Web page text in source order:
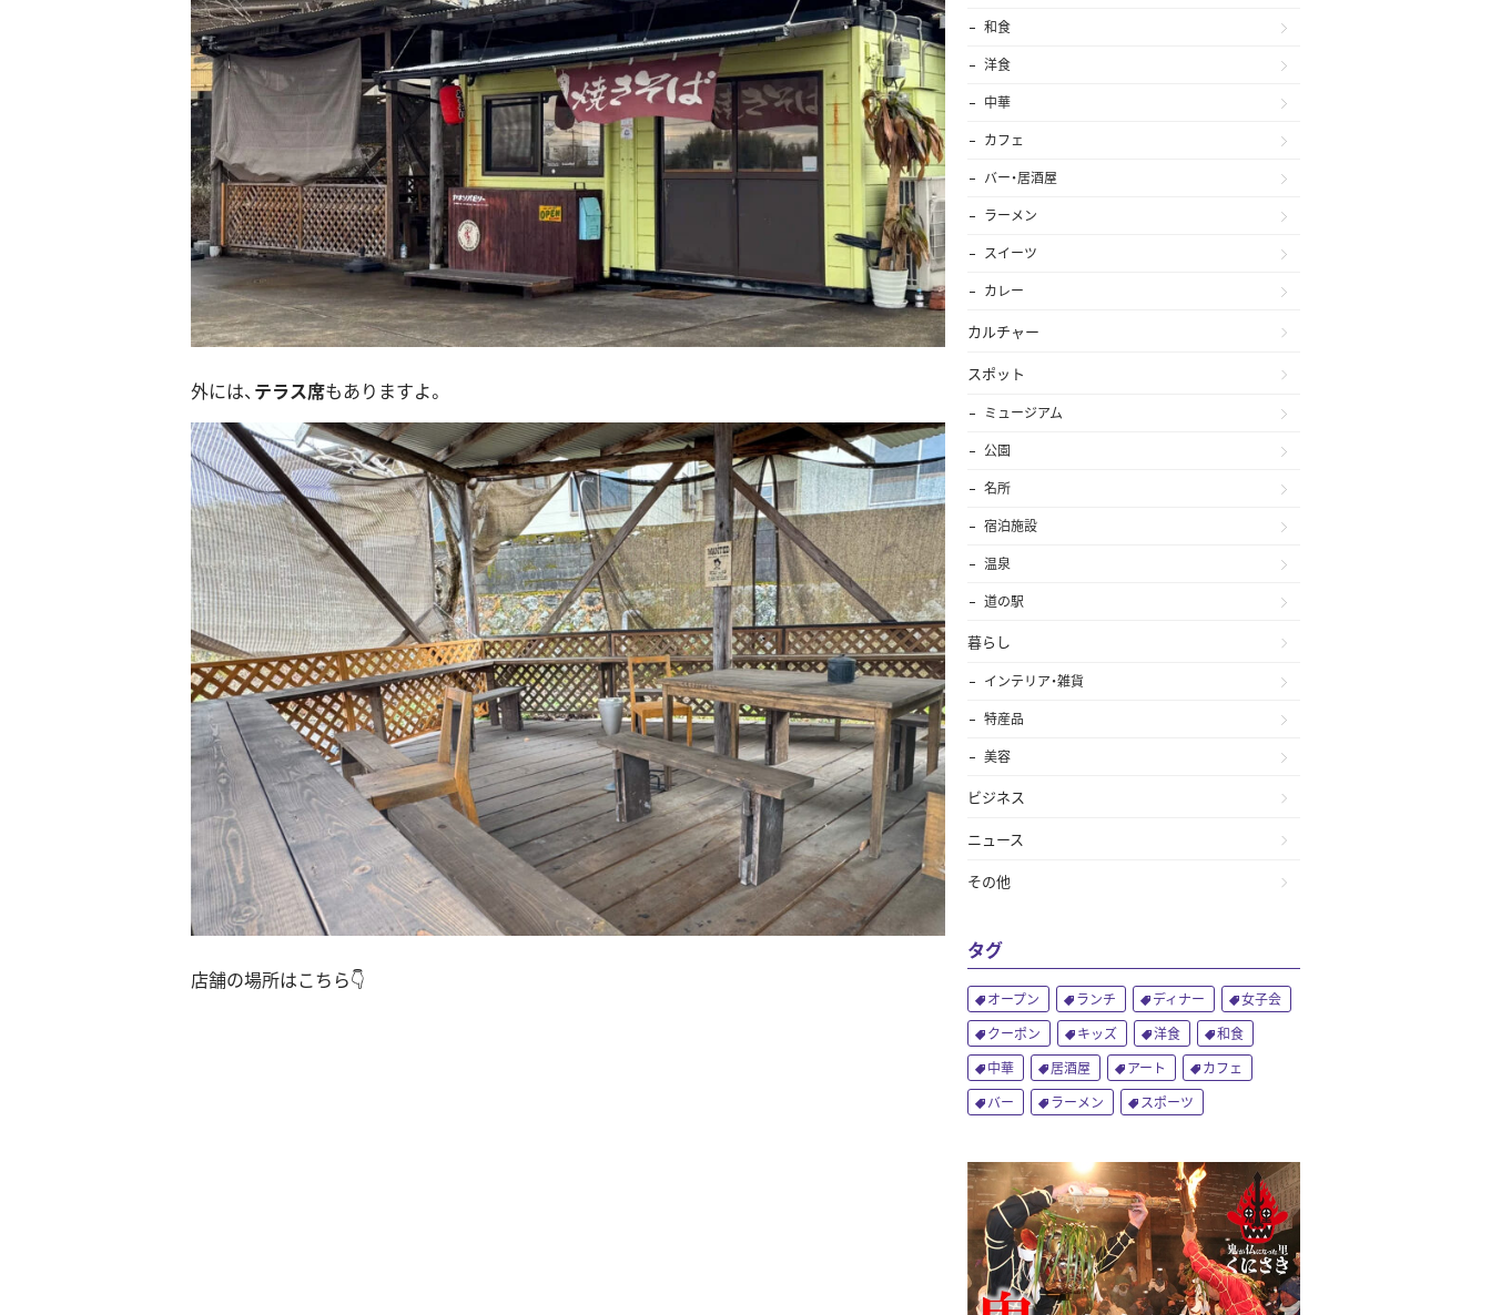
外には、 テラス席もありますよ。
店舗の場所はこちら👇
和食
洋食
中華
カフェ
バー・居酒屋
ラーメン
スイーツ
カレー
カルチャー
スポット
ミュージアム
公園
名所
宿泊施設
温泉
道の駅
暮らし
インテリア・雑貨
特産品
美容
ビジネス
ニュース
その他
タグ
オープン ランチ ディナー
女子会
クーポン
キッズ 洋食
和食
中華
居酒屋 アート
カフェ
バー
ラーメン スポーツ